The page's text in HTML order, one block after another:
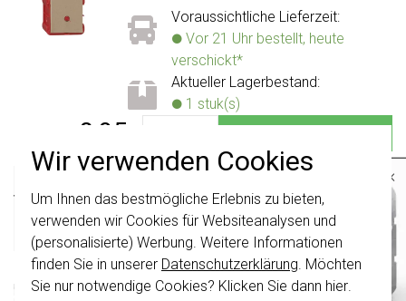
Wir verwenden Cookies
Um Ihnen das bestmögliche Erlebnis zu bieten,
verwenden wir Cookies für Websiteanalysen und
(personalisierte) Werbung. Weitere Informationen
finden Sie in unserer Datenschutzerklärung . Möchten
Sie nur notwendige Cookies? Klicken Sie dann hier
Voraussichtliche Lieferzeit:
Vor 21 Uhr bestellt, heute
verschickt*
Aktueller Lagerbestand:
1 stuk(s)
8,95
Gira E2 Gerätedose für den flachen Einbau 3-
fach flach (289800)
Gerätedose Gira E2 für den flachen
Einbau. Abmessungen in mm: 84 x 226,1
x 60,5 (b x h x t).Weitere Informationen »
×
Wichtig: Gira Schalter und
Schalterwippen wurden erneuert. Sie sind
2024 kombinierbar.
Klicken Sie hier
für weitere Informationen,
damit Sie immer das Richtige bestellen.